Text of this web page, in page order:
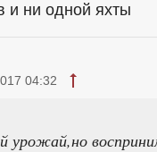
и ни одной яхты
04:32
урожай,но